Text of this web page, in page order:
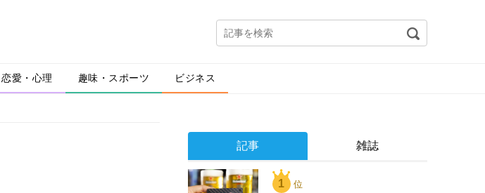
恋愛・心理 趣味・スポーツ ビジネス
記事 雑誌
1 位